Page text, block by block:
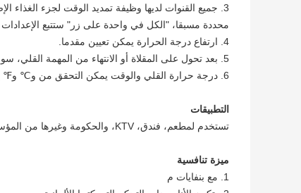
محددة مسبقا، "الكل في واحدة على زر" ستتبع الإعدادات
4. ارتفاع درجة الحرارة يمكن تعيين مقدما.
5. بعد تحول على المقلاة أو الانتهاء من المهمة القلي، سوف المقلاة عودة إلى وضع ظاهرة الاحتباس.
6. درجة حرارة القلي والوقت يمكن التحقق من و℃ و℉ يمكن أن تنتقل في أي وقت أثناء العملية.
التطبيقات
تستخدم لمطعم، فندق، KTV، والحكومة وغيرها من المؤسسات ذات الصلة مقاصف كبيرة ومطبخ تجاري أو مطعم للوجبات الغربي الخ
ميزة تنافسية
1. مع بنفايات م